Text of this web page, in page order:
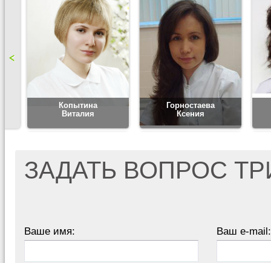
Копытина
Виталия
Горностаева
Ксения
ЗАДАТЬ ВОПРОС
Ваше имя: Ваш e-mail: